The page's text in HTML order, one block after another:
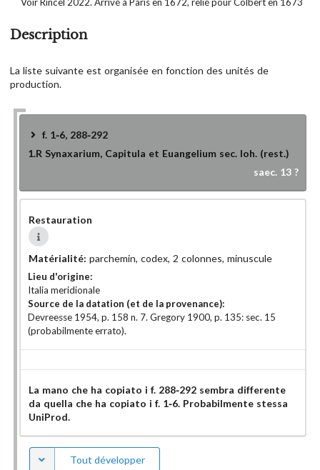
Description
La liste suivante est organisée en fonction des unités de
production.
f. 1-6, 288-292
1.R Synaxarium, Capitula et Euangelium sec. Ioh. (rest.)
saec. 13 ?
Restauration
Matérialité: parchemin, codex, 2 colonnes, minuscule
Lieu d'origine:
Italia meridionale
Source de la datation (et de la provenance):
Devreesse 1954, p. 158 n. 7. Gregory 1900, p. 135: sec. 15
(probabilmente errato).
La mano che ha copiato i f. 288-292 sembra differente
da quella che ha copiato i f. 1-6. Probabilmente stessa
UniProd.
Tout développer